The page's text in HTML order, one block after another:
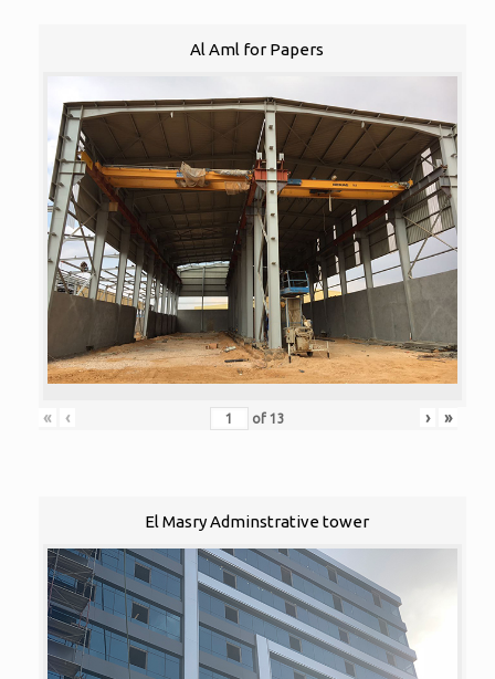
Al Aml for Papers
« ‹ of 13 › »
El Masry Adminstrative tower